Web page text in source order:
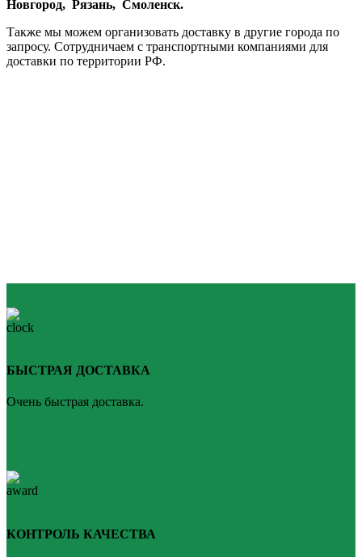
Новгород, Рязань, Смоленск.
Также мы можем организовать доставку в другие города по
запросу. Сотрудничаем с транспортными компаниями для
доставки по территории РФ.
БЫСТРАЯ ДОСТАВКА
Очень быстрая доставка.
КОНТРОЛЬ КАЧЕСТВА